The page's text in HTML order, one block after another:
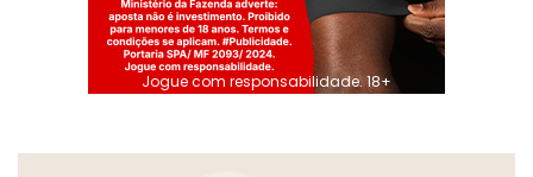
Jogue com responsabilidade. 18+